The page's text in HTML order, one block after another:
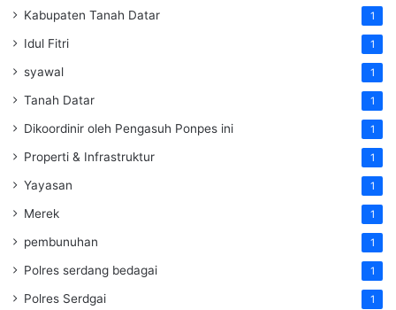
Kabupaten Tanah Datar 1
Idul Fitri 1
syawal 1
Tanah Datar 1
Dikoordinir oleh Pengasuh Ponpes ini 1
Properti & Infrastruktur 1
Yayasan 1
Merek 1
pembunuhan 1
Polres serdang bedagai 1
Polres Serdgai 1